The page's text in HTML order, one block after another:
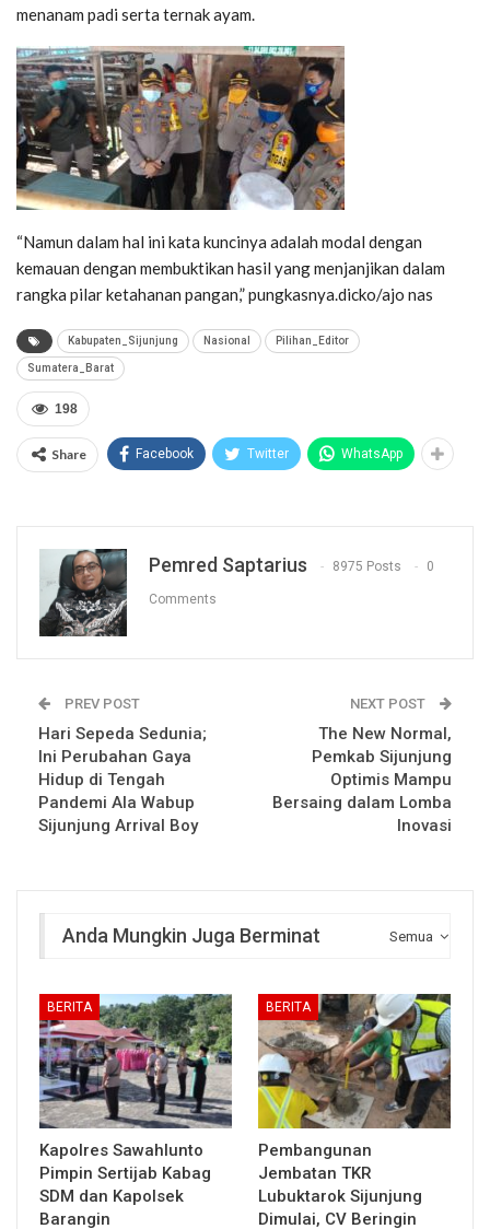
menanam padi serta ternak ayam.
“Namun dalam hal ini kata kuncinya adalah modal dengan
kemauan dengan membuktikan hasil yang menjanjikan dalam
rangka pilar ketahanan pangan,” pungkasnya.dicko/ajo nas
Kabupaten_Sijunjung Nasional Pilihan_Editor
Sumatera_Barat
198
Share Facebook Twitter WhatsApp
Pemred Saptarius 8975 Posts 0
Comments
PREV POST
Hari Sepeda Sedunia;
Ini Perubahan Gaya
Hidup di Tengah
Pandemi Ala Wabup
Sijunjung Arrival Boy
NEXT POST
The New Normal,
Pemkab Sijunjung
Optimis Mampu
Bersaing dalam Lomba
Inovasi
Semua
Anda Mungkin Juga Berminat
BERITA
Kapolres Sawahlunto
Pimpin Sertijab Kabag
SDM dan Kapolsek
Barangin
BERITA
Pembangunan
Jembatan TKR
Lubuktarok Sijunjung
Dimulai, CV Beringin